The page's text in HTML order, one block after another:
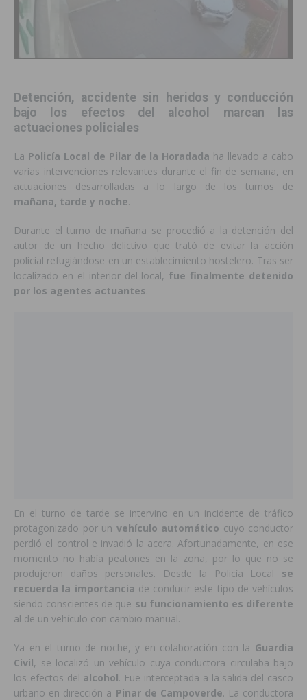
Detención, accidente sin heridos y conducción
bajo los efectos del alcohol marcan las
actuaciones policiales
La Policía Local de Pilar de la Horadada ha llevado a cabo
varias intervenciones relevantes durante el fin de semana, en
actuaciones desarrolladas a lo largo de los turnos de
mañana, tarde y noche.
Durante el turno de mañana se procedió a la detención del
autor de un hecho delictivo que trató de evitar la acción
policial refugiándose en un establecimiento hostelero. Tras ser
localizado en el interior del local, fue finalmente detenido
por los agentes actuantes.
En el turno de tarde se intervino en un incidente de tráfico
protagonizado por un vehículo automático cuyo conductor
perdió el control e invadió la acera. Afortunadamente, en ese
momento no había peatones en la zona, por lo que no se
produjeron daños personales. Desde la Policía Local se
recuerda la importancia de conducir este tipo de vehículos
siendo conscientes de que su funcionamiento es diferente
al de un vehículo con cambio manual.
Ya en el turno de noche, y en colaboración con la Guardia
Civil, se localizó un vehículo cuya conductora circulaba bajo
los efectos del alcohol. Fue interceptada a la salida del casco
urbano en dirección a Pinar de Campoverde. La conductora